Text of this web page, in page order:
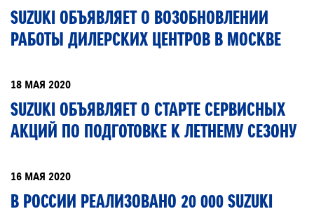
SUZUKI ОБЪЯВЛЯЕТ О ВОЗОБНОВЛЕНИИ
РАБОТЫ ДИЛЕРСКИХ ЦЕНТРОВ В МОСКВЕ
18 МАЯ 2020
SUZUKI ОБЪЯВЛЯЕТ О СТАРТЕ СЕРВИСНЫХ
АКЦИЙ ПО ПОДГОТОВКЕ К ЛЕТНЕМУ СЕЗОНУ
16 МАЯ 2020
В РОССИИ РЕАЛИЗОВАНО 20 000 SUZUKI